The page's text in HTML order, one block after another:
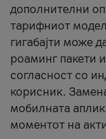
дополнителни
тарифниот
гигабајти може
роаминг пакети
согласност со
корисник.
мобилната
моментот на